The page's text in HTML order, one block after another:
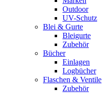
Outdoor
UV-Schutz
Blei & Gurte
Bleigurte
Zubehör
Bücher
Einlagen
Logbücher
Flaschen & Ventile
Zubehör